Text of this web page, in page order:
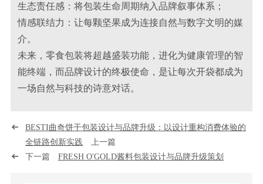
生态责任感：将包装生命周期纳入品牌叙事体系；
情感联结力：让每颗坚果成为连接自然与数字文明的媒
介。
未来，零食包装将超越盛装功能，进化为健康管理的智
能终端，而品牌设计的终极使命，是让每次开袋都成为
一场自然与科技的诗意对话。
BESTI曲奇饼干包装设计与品牌升级：以设计重构消费体验的
全链路创新实践 上一篇
下一篇 FRESH O'GOLD酱料包装设计与品牌升级策划